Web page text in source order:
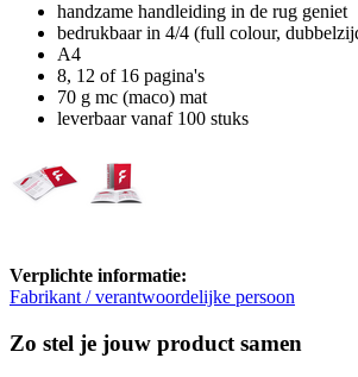
handzame handleiding in de rug geniet
bedrukbaar in 4/4 (full colour,
A4
8, 12 of 16 pagina's
70 g mc (maco) mat
leverbaar vanaf 100 stuks
Verplichte informatie:
Fabrikant / verantwoordelijke persoon
Zo stel je jouw product samen